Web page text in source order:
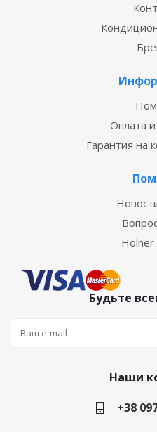
Оплата и
Гарантия на
Будьте
Наши
+38